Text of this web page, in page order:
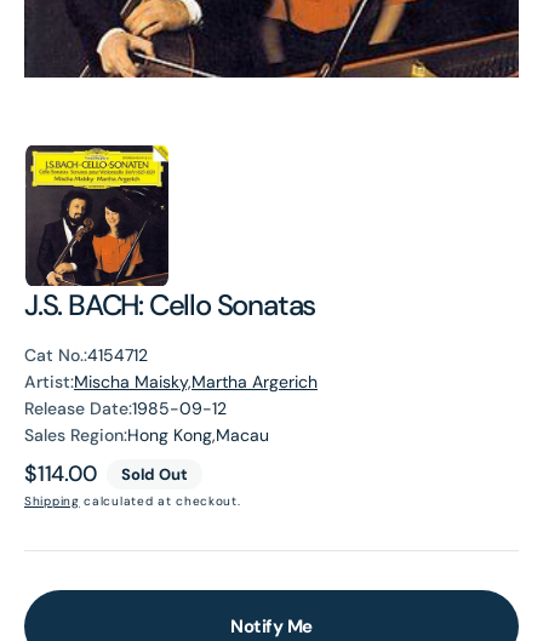
J.S. BACH: Cello Sonatas
Cat No.:4154712
Artist:Mischa Maisky,Martha Argerich
Release Date:1985-09-12
Sales Region:Hong Kong,Macau
Regular
price
$114.00 Sold Out
Shipping calculated at checkout.
Notify Me